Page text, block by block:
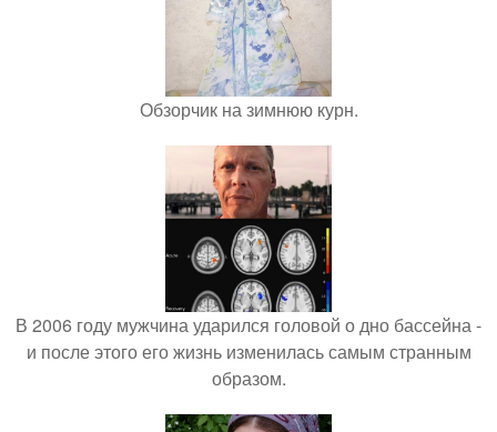
Обзорчик на зимнюю курн.
В 2006 году мужчина ударился головой о дно бассейна -
и после этого его жизнь изменилась самым странным
образом.